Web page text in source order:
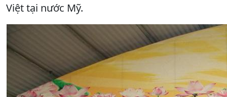
Việt tại nước Mỹ.